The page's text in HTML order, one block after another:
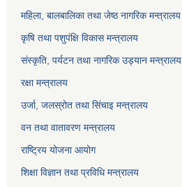
महिला, बालबालिका तथा जेष्ठ नागरिक मन्त्रालय
कृषि तथा पशुपंक्षि विकास मन्त्रालय
संस्कृति, पर्यटन तथा नागरिक उड्‍यान मन्त्रालय
रक्षा मन्त्रालय
उर्जा, जलस्रोत तथा सिंचाइ मन्त्रालय
वन तथा वातावरण मन्त्रालय
राष्ट्रिय योजना आयोग
शिक्षा विज्ञान तथा प्रविधि मन्त्रालय